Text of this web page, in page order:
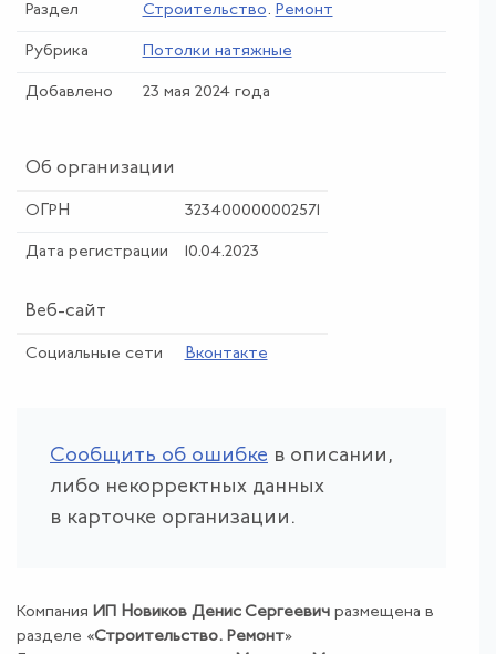
Раздел Строительство. Ремонт
Рубрика Потолки натяжные
Добавлено 23 мая 2024 года
Об организации
ОГРН 323400000002571
Дата регистрации 10.04.2023
Веб-сайт
Социальные сети Вконтакте
Сообщить об ошибке в описании,
либо некорректных данных
в карточке организации.
Компания ИП Новиков Денис Сергеевич размещена в
разделе «Строительство. Ремонт»